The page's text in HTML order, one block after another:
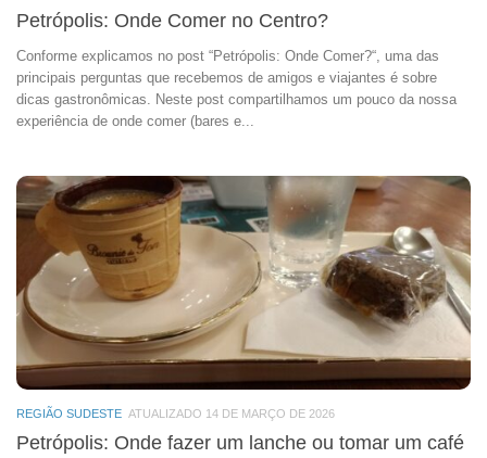
Petrópolis: Onde Comer no Centro?
Conforme explicamos no post “Petrópolis: Onde Comer?“, uma das
principais perguntas que recebemos de amigos e viajantes é sobre
dicas gastronômicas. Neste post compartilhamos um pouco da nossa
experiência de onde comer (bares e...
REGIÃO SUDESTE ATUALIZADO 14 DE MARÇO DE 2026
Petrópolis: Onde fazer um lanche ou tomar um café